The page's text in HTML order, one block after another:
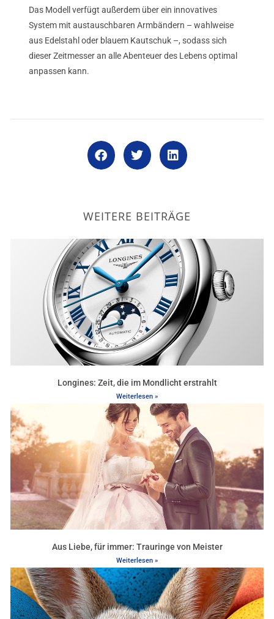
Das Modell verfügt außerdem über ein innovatives
System mit austauschbaren Armbändern – wahlweise
aus Edelstahl oder blauem Kautschuk –, sodass sich
dieser Zeitmesser an alle Abenteuer des Lebens optimal
anpassen kann.
WEITERE BEITRÄGE
Longines: Zeit, die im Mondlicht erstrahlt
Weiterlesen »
Aus Liebe, für immer: Trauringe von Meister
Weiterlesen »